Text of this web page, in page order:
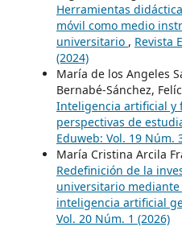
Herramientas
móvil como medio
universitario , Revista
(2024)
María de los Angeles
Bernabé-Sánchez,
Inteligencia artificial y
perspectivas de
Eduweb: Vol. 19 Núm.
María Cristina Arcila
Redefinición de la
universitario
inteligencia artificial
Vol. 20 Núm. 1 (2026)